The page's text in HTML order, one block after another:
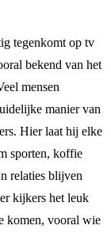
tegenkomt op tv
bekend van het
mensen
manier van
Hier laat hij elke
sporten, koffie
relaties blijven
kijkers het leuk
komen, vooral wie